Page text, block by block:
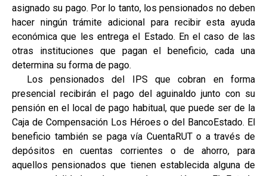
asignado su pago. Por lo tanto, los pensionados no deben
hacer ningún trámite adicional para recibir esta ayuda
económica que les entrega el Estado. En el caso de las
otras instituciones que pagan el beneficio, cada una
determina su forma de pago.
Los pensionados del IPS que cobran en forma
presencial recibirán el pago del aguinaldo junto con su
pensión en el local de pago habitual, que puede ser de la
Caja de Compensación Los Héroes o del BancoEstado. El
beneficio también se paga vía CuentaRUT o a través de
depósitos en cuentas corrientes o de ahorro, para
aquellos pensionados que tienen establecida alguna de